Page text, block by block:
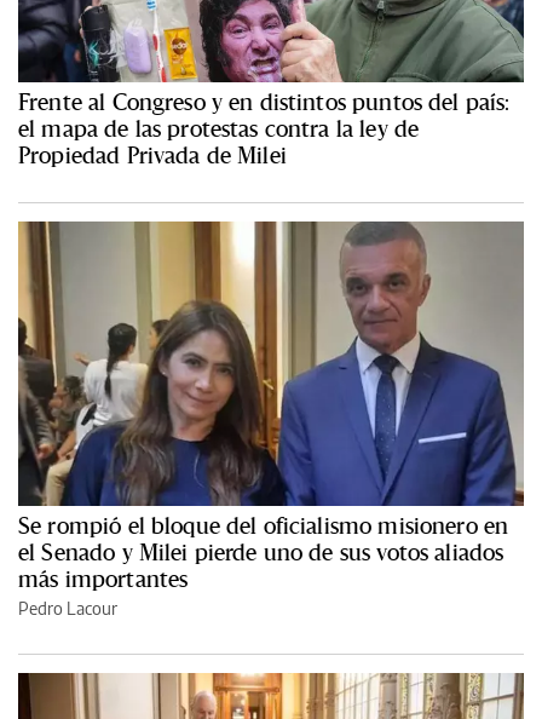
Frente al Congreso y en distintos puntos del país:
el mapa de las protestas contra la ley de
Propiedad Privada de Milei
Se rompió el bloque del oficialismo misionero en
el Senado y Milei pierde uno de sus votos aliados
más importantes
Pedro Lacour